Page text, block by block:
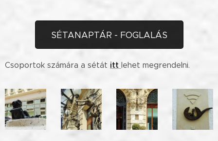
SÉTANAPTÁR - FOGLALÁS
Csoportok számára a sétát itt lehet megrendelni.